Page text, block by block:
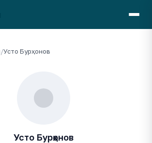
/Усто Бурҳонов
Усто Бурҳонов